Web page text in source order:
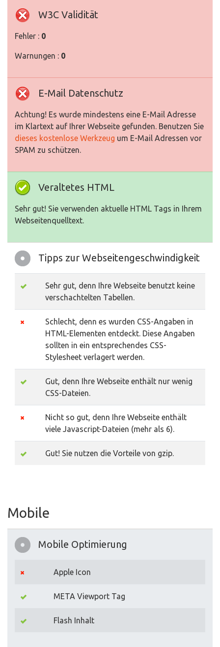
W3C Validität
Fehler : 0
Warnungen : 0
E-Mail Datenschutz
Achtung! Es wurde mindestens eine E-Mail Adresse
im Klartext auf Ihrer Webseite gefunden. Benutzen Sie
dieses kostenlose Werkzeug um E-Mail Adressen vor
SPAM zu schützen.
Veraltetes HTML
Sehr gut! Sie verwenden aktuelle HTML Tags in Ihrem
Webseitenquelltext.
Tipps zur Webseitengeschwindigkeit
Sehr gut, denn Ihre Webseite benutzt keine
verschachtelten Tabellen.
Schlecht, denn es wurden CSS-Angaben in
HTML-Elementen entdeckt. Diese Angaben
sollten in ein entsprechendes CSS-
Stylesheet verlagert werden.
Gut, denn Ihre Webseite enthält nur wenig
CSS-Dateien.
Nicht so gut, denn Ihre Webseite enthält
viele Javascript-Dateien (mehr als 6).
Gut! Sie nutzen die Vorteile von gzip.
Mobile
Mobile Optimierung
Apple Icon
META Viewport Tag
Flash Inhalt